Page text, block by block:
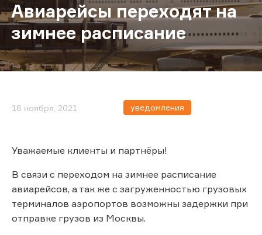
Авиарейсы переходят на
зимнее расписание
16 ноября, 2021 уведомления
Уважаемые клиенты и партнёры!
В связи с переходом на зимнее расписание
авиарейсов, а так же с загруженностью грузовых
терминалов аэропортов возможны задержки при
отправке грузов из Москвы.